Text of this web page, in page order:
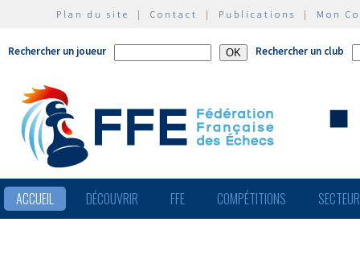
Plan du site | Contact | Publications | Mon
Rechercher un joueur Rechercher un club
ACCUEIL DÉCOUVRIR FFE COMPÉTITIONS